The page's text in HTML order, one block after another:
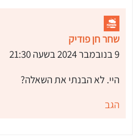
כמנויים ותלחצו על הפעמון תקבלו התראה לטלפון הנייד
שחר חן פודיק
9 בנובמבר 2024 בשעה 21:30
היי. לא הבנתי את השאלה?
הגב